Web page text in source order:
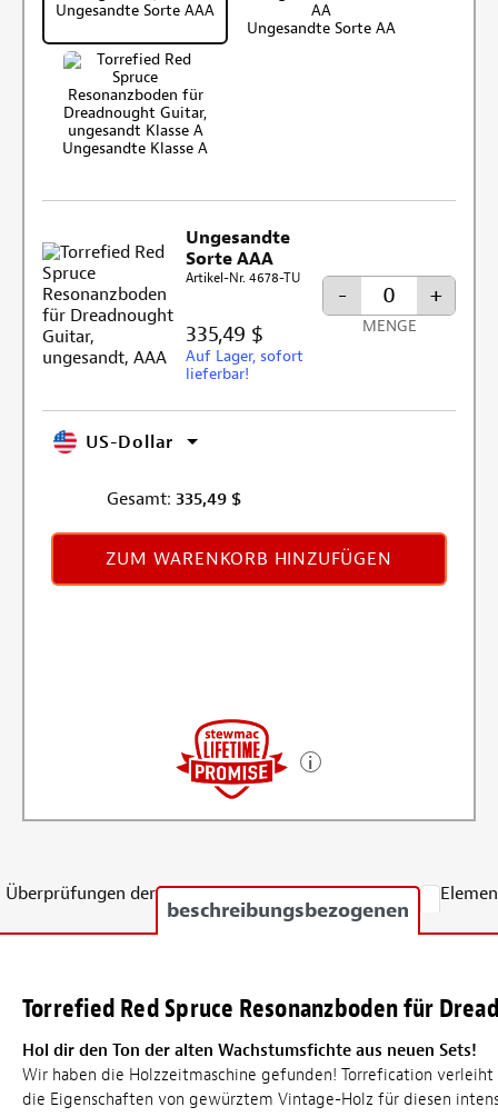
Ungesandte Sorte AAA
Ungesandte Sorte AA
Ungesandte Klasse A
Ungesandte
Sorte AAA
Artikel-Nr. 4678-TU
335,49 $
Auf Lager, sofort
lieferbar!
- +
MENGE
US-Dollar
Gesamt: 335,49 $
ZUM WARENKORB HINZUFÜGEN
Überprüfungen der
beschreibungsbezogenen
Torrefied Red Spruce Resonanzboden für
Hol dir den Ton der alten Wachstumsfichte aus neuen Sets!
Wir haben die Holzzeitmaschine gefunden! Torrefication verleiht
die Eigenschaften von gewürztem Vintage-Holz für diesen